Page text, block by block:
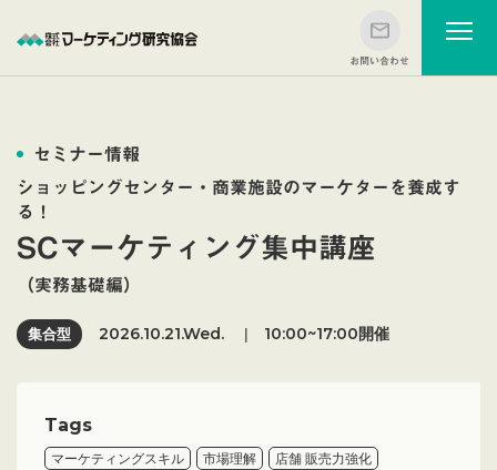
セミナー情報
ショッピングセンター・商業施設のマーケターを養成す
る！
SCマーケティング集中講座
（実務基礎編）
集合型 2026.10.21.Wed. | 10:00~17:00開催
Tags
マーケティングスキル 市場理解 店舗 販売力強化